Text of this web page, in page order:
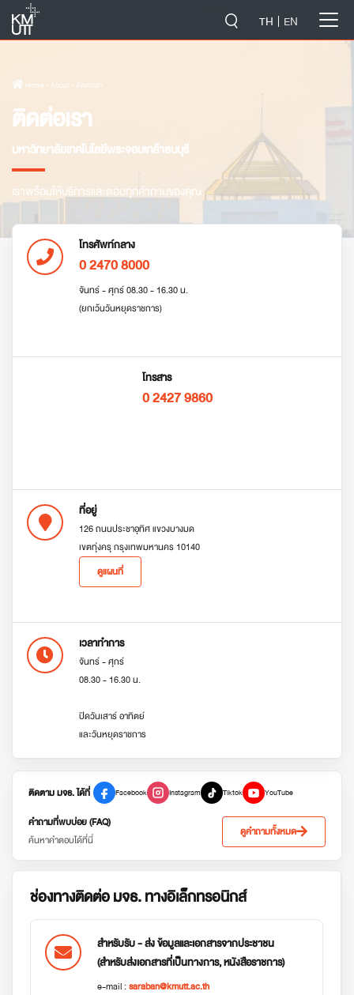
TH EN
Home › About › ติดต่อเรา
ติดต่อเรา
มหาวิทยาลัยเทคโนโลยีพระจอมเกล้าธนบุรี
เราพร้อมให้บริการและตอบทุกคำถามของคุณ
โทรศัพท์กลาง
0 2470 8000
จันทร์ - ศุกร์ 08.30 - 16.30 น.
(ยกเว้นวันหยุดราชการ)
โทรสาร
0 2427 9860
ที่อยู่
126 ถนนประชาอุทิศ แขวงบางมด
เขตทุ่งครุ กรุงเทพมหานคร 10140
ดูแผนที่
เวลาทำการ
จันทร์ - ศุกร์
08.30 - 16.30 น.
ปิดวันเสาร์ อาทิตย์
และวันหยุดราชการ
ติดตาม มจธ. ได้ที่ Facebook Instagram Tiktok YouTube
คำถามที่พบบ่อย (FAQ)
ค้นหาคำตอบได้ที่นี่
ดูคำถามทั้งหมด
ช่องทางติดต่อ มจธ. ทางอิเล็กทรอนิกส์
สำหรับรับ - ส่ง ข้อมูลและเอกสารจากประชาชน
(สำหรับส่งเอกสารที่เป็นทางการ, หนังสือราชการ)
e-mail :saraban@kmutt.ac.th